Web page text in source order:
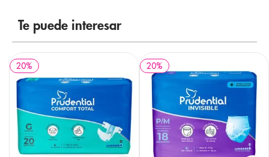
Te puede interesar
20% 20%
10